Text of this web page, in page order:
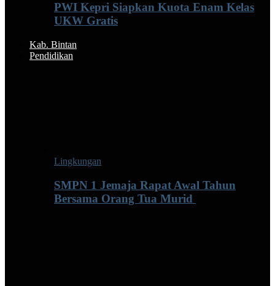
PWI Kepri Siapkan Kuota Enam Kelas
UKW Gratis
Kab. Bintan
Pendidikan
Lingkungan
SMPN 1 Jemaja Rapat Awal Tahun
Bersama Orang Tua Murid ‎